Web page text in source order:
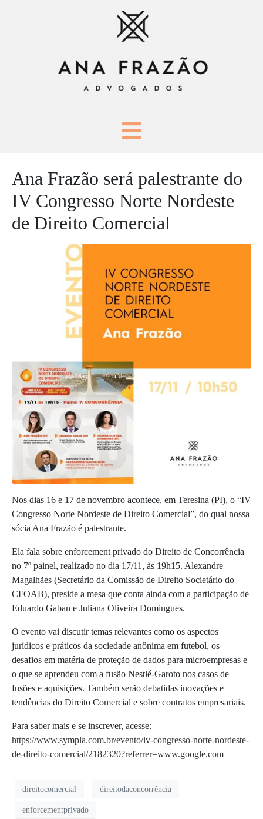
Ana Frazão será palestrante do
IV Congresso Norte Nordeste
de Direito Comercial
Nos dias 16 e 17 de novembro acontece, em Teresina (PI), o “IV
Congresso Norte Nordeste de Direito Comercial”, do qual nossa
sócia Ana Frazão é palestrante.
Ela fala sobre enforcement privado do Direito de Concorrência
no 7º painel, realizado no dia 17/11, às 19h15. Alexandre
Magalhães (Secretário da Comissão de Direito Societário do
CFOAB), preside a mesa que conta ainda com a participação de
Eduardo Gaban e Juliana Oliveira Domingues.
O evento vai discutir temas relevantes como os aspectos
jurídicos e práticos da sociedade anônima em futebol, os
desafios em matéria de proteção de dados para microempresas e
o que se aprendeu com a fusão Nestlé-Garoto nos casos de
fusões e aquisições. Também serão debatidas inovações e
tendências do Direito Comercial e sobre contratos empresariais.
Para saber mais e se inscrever, acesse:
https://www.sympla.com.br/evento/iv-congresso-norte-nordeste-
de-direito-comercial/2182320?referrer=www.google.com
direitocomercial direitodaconcorrência
enforcementprivado